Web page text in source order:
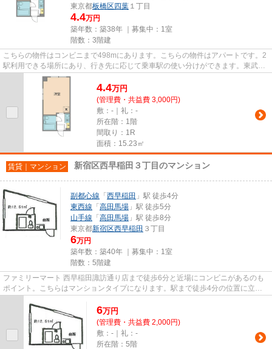
東京都板橋区 四葉 １丁目
4.4万円
築年数：築38年 ｜募集中： 1室
階数：3階建
こちらの物件はコンビニまで498mにあります。こちらの物件はアパートです。2
駅利用できる場所にあり、行き先に応じて乗車駅の使い分けができます。東武東
上線下赤塚周辺で賃貸物件を探...
4.4万円
(管理費・共益費 3,000円)
敷：-｜礼：-
所在階：1階
間取り：1R
面積：15.23㎡
賃貸｜マンション 新宿区西早稲田３丁目のマンション
副都心線 「 西早稲田 」駅 徒歩4分
東西線 「 高田馬場 」駅 徒歩5分
山手線 「 高田馬場 」駅 徒歩8分
東京都新宿区西早稲田 ３丁目
6万円
築年数：築40年 ｜募集中： 1室
階数：5階建
ファミリーマート 西早稲田諏訪通り店まで徒歩6分と近場にコンビニがあるのも
ポイント。こちらはマンションタイプになります。駅まで徒歩4分の位置に立地
6万円
(管理費・共益費 2,000円)
敷：-｜礼：-
所在階：5階